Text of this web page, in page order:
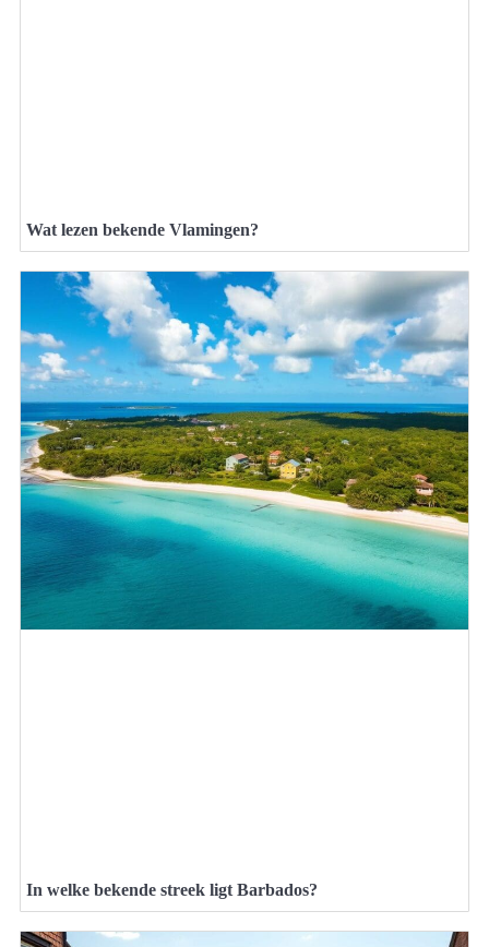
Wat lezen bekende Vlamingen?
In welke bekende streek ligt Barbados?